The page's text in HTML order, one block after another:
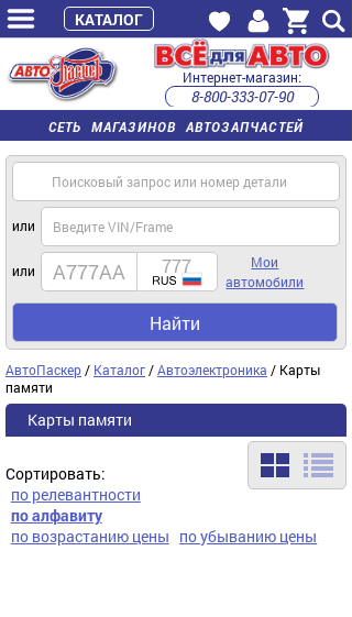
СЕТЬ МАГАЗИНОВ АВТОЗАПЧАСТЕЙ
Интернет-магазин:
8-800-333-07-90
часы работы с 9:00 до 22:00 (пн-пт)
или
или
Мои
автомобили
Найти
АвтоПаскер / Каталог /Автоэлектроника / Карты
памяти
Карты памяти
Сортировать:
по релевантности
по алфавиту
по возрастанию цены по убыванию цены
КАТАЛОГ